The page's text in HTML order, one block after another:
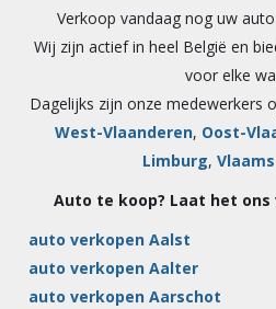
Verkoop vandaag nog uw
Wij zijn actief in heel België en
voor elke
Dagelijks zijn onze medewerkers
West-Vlaanderen, Oost-
Limburg,
Auto te koop? Laat het
auto verkopen Aalst
auto verkopen Aalter
auto verkopen Aarschot